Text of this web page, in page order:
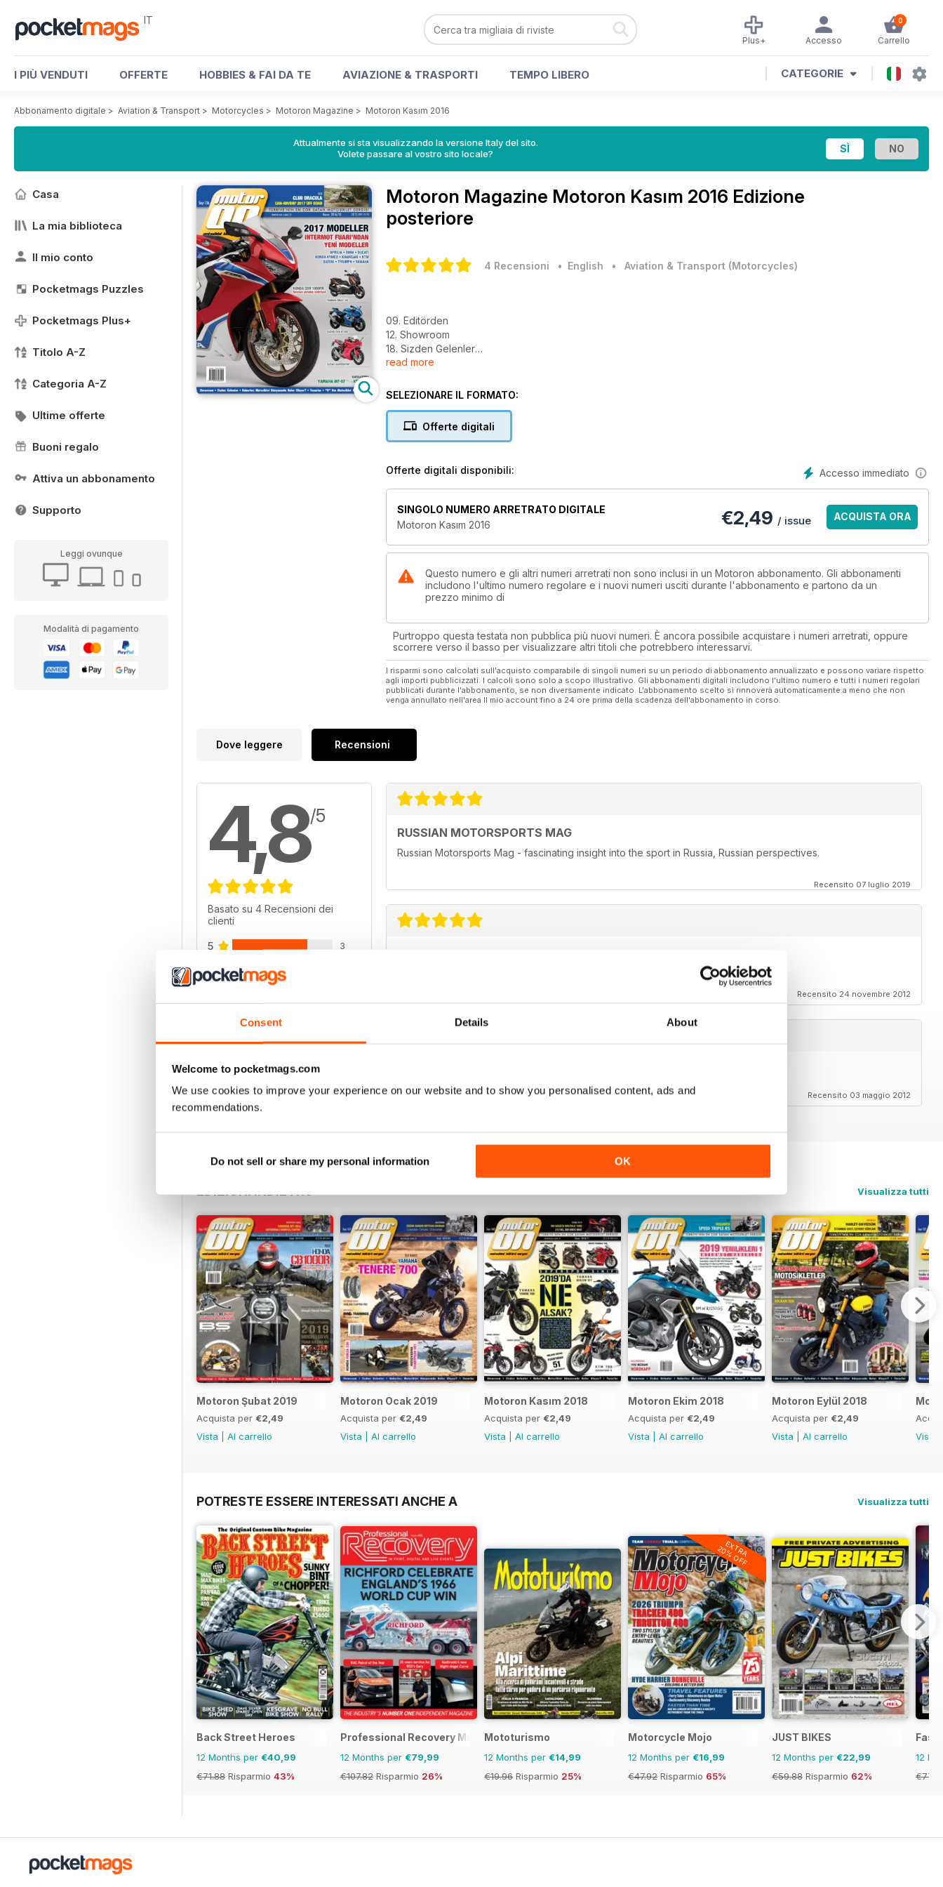
Consent Details About
Welcome to pocketmags.com
We use cookies to improve your experience on our website and to show you personalised content, ads and
recommendations.
Do not sell or share my personal information OK
IT 0
Carrello
Accesso
Plus+
I PIÙ VENDUTI OFFERTE HOBBIES & FAI DA TE AVIAZIONE & TRASPORTI TEMPO LIBERO CATEGORIE
Abbonamento digitale > Aviation & Transport > Motorcycles > Motoron Magazine > Motoron Kasım 2016
Attualmente si sta visualizzando la versione Italy del sito.
Volete passare al vostro sito locale?
Casa
La mia biblioteca
Il mio conto
Pocketmags Puzzles
Pocketmags Plus+
Titolo A-Z
Categoria A-Z
Ultime offerte
Buoni regalo
Attiva un abbonamento
Supporto
Leggi ovunque
Modalità di pagamento
Motoron Magazine Motoron Kasım 2016 Edizione
posteriore
4 Recensioni • English • Aviation & Transport (Motorcycles)
09. Editörden
12. Showroom
18. Sizden Gelenler
26. Haberler
Motosiklette Yeni Dönem
Almanya'dan İnsan Manzaraları
34. Pervin Ozulu;
Yapılmaması Gerekenler
46. Köln Intermot Fuarı
40. Test; Can-Am / BRP 2017 Off Road
66. Uzun Dönem Testi;
Lifan KPR 200
68. Karşılaştırma;
72. Motoron Garaj;
Polini Kit Testi Sonuçları
74. Test: KTM 125 XC-W & 250 EXC
86. Gezi; Pervin Ozulu
82. Röportaj; Motobulance; Barış Çağlayan
92. “0” Km Motosiklet Fiyat Listesi ve
Teknik Özellikler
read more
SELEZIONARE IL FORMATO:
Offerte digitali
Accesso immediato
Offerte digitali disponibili:
SINGOLO NUMERO ARRETRATO DIGITALE
Motoron Kasım 2016
€2,49 / issue ACQUISTA ORA
Questo numero e gli altri numeri arretrati non sono inclusi in un Motoron abbonamento. Gli abbonamenti
includono l'ultimo numero regolare e i nuovi numeri usciti durante l'abbonamento e partono da un
prezzo minimo di
Purtroppo questa testata non pubblica più nuovi numeri. È ancora possibile acquistare i numeri arretrati, oppure
scorrere verso il basso per visualizzare altri titoli che potrebbero interessarvi.
I risparmi sono calcolati sull'acquisto comparabile di singoli numeri su un periodo di abbonamento annualizzato e possono variare rispetto
agli importi pubblicizzati. I calcoli sono solo a scopo illustrativo. Gli abbonamenti digitali includono l'ultimo numero e tutti i numeri regolari
pubblicati durante l'abbonamento, se non diversamente indicato. L'abbonamento scelto si rinnoverà automaticamente a meno che non
venga annullato nell'area Il mio account fino a 24 ore prima della scadenza dell'abbonamento in corso.
Dove leggere Recensioni
4,8/5
Basato su 4 Recensioni dei
clienti
5 3
4
RUSSIAN MOTORSPORTS MAG
Russian Motorsports Mag - fascinating insight into the sport in Russia, Russian perspectives.
Recensito 07 luglio 2019
Recensito 24 novembre 2012
Recensito 03 maggio 2012
Visualizza tutti
Motoron Şubat 2019
Acquista per €2,49
Vista
Al carrello
Motoron Ocak 2019
Acquista per €2,49
Vista
Al carrello
Motoron Kasım 2018
Acquista per €2,49
Vista
Al carrello
Motoron Ekim 2018
Acquista per €2,49
Vista
Al carrello
Motoron Eylül 2018
Acquista per €2,49
Vista
Al carrello
Vista
POTRESTE ESSERE INTERESSATI ANCHE A Visualizza tutti
Back Street Heroes
12 Months per €40,99
€71.88 Risparmio 43%
Professional Recovery Magazine
12 Months per €79,99
€107.82 Risparmio 26%
Mototurismo
12 Months per €14,99
€19.96 Risparmio 25%
EXTRA
20% OFF
Motorcycle Mojo
12 Months per €16,99
€47.92 Risparmio 65%
JUST BIKES
12 Months per €22,99
€59.88 Risparmio 62%
Fast
12